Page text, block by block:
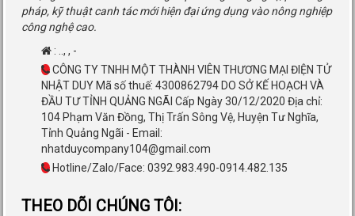
pháp, kỹ thuật canh tác mới hiện đại ứng dụng vào nông nghiệp
công nghệ cao.
:
, , -
CÔNG TY TNHH MỘT THÀNH VIÊN THƯƠNG MẠI ĐIỆN TỬ
NHẬT DUY Mã số thuế: 4300862794 DO SỞ KẾ HOẠCH VÀ
ĐẦU TƯ TỈNH QUẢNG NGÃI Cấp Ngày 30/12/2020 Địa chỉ:
104 Phạm Văn Đồng, Thị Trấn Sông Vệ, Huyện Tư Nghĩa,
Tỉnh Quảng Ngãi - Email:
nhatduycompany104@gmail.com
Hotline/Zalo/Face: 0392.983.490-0914.482.135
THEO DÕI CHÚNG TÔI: